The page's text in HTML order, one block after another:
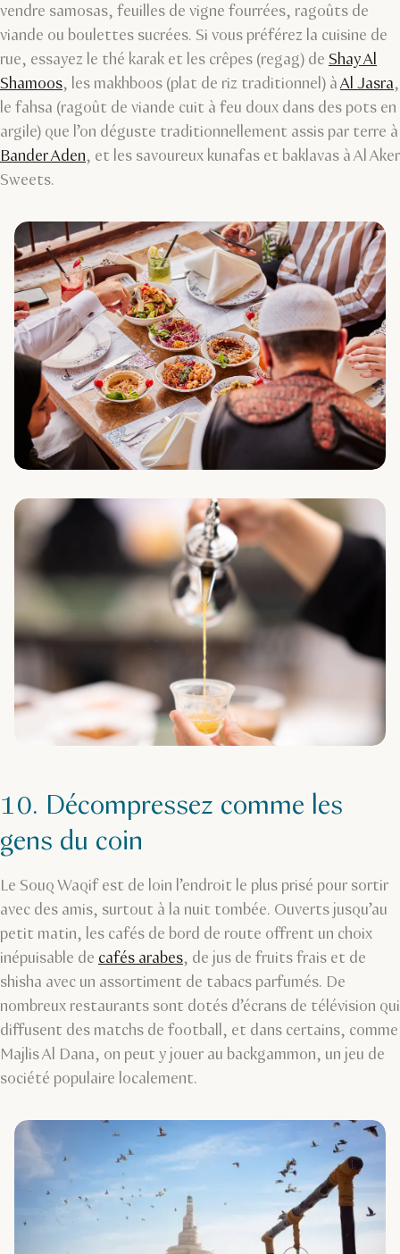
vendre samosas, feuilles de vigne fourrées, ragoûts de
viande ou boulettes sucrées. Si vous préférez la cuisine de
rue, essayez le thé karak et les crêpes (regag) de Shay Al
Shamoos, les makhboos (plat de riz traditionnel) àAl Jasra,
le fahsa (ragoût de viande cuit à feu doux dans des pots en
argile) que l’on déguste traditionnellement assis par terre à
Bander Aden, et les savoureux kunafas et baklavas à Al Aker
Sweets.
10. Décompressez comme les
gens du coin
Le Souq Waqif est de loin l’endroit le plus prisé pour sortir
avec des amis, surtout à la nuit tombée. Ouverts jusqu’au
petit matin, les cafés de bord de route offrent un choix
inépuisable de cafés arabes, de jus de fruits frais et de
shisha avec un assortiment de tabacs parfumés. De
nombreux restaurants sont dotés d’écrans de télévision qui
diffusent des matchs de football, et dans certains, comme
Majlis Al Dana, on peut y jouer au backgammon, un jeu de
société populaire localement.